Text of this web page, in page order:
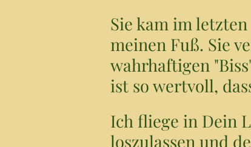
Sie kam im
meinen Fuß. Sie
wahrhaftigen
ist so wertvoll,
Ich fliege in Dein
loszulassen und